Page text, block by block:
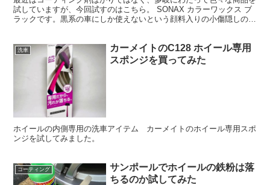
試していますが、今回試すのはこちら。 SONAX カラーワックス ブ
ラックです。黒系の車にしか使えないという顔料入りの小傷隠しのワ
洗車
カーメイトのC128 ホイール専用
スポンジを買ってみた
ホイールの内側専用の洗車アイテム カーメイトのホイール専用スポ
ンジを試してみました。
コーティング
サンポールでホイールの鉄粉は落
ちるのか試してみた